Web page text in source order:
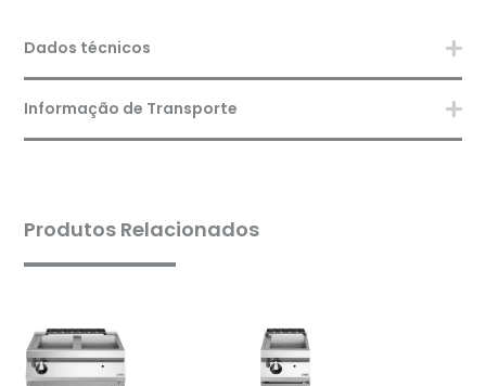
Dados técnicos
Informação de Transporte
Produtos Relacionados